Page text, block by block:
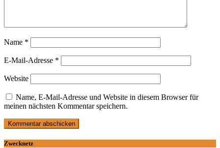
Name *
E-Mail-Adresse *
Website
Name, E-Mail-Adresse und Website in diesem Browser für
meinen nächsten Kommentar speichern.
Zwecknetz